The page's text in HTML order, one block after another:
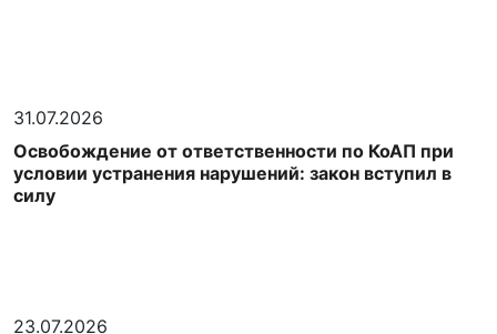
31.07.2026
Освобождение от ответственности по КоАП при
условии устранения нарушений: закон вступил в
силу
23.07.2026